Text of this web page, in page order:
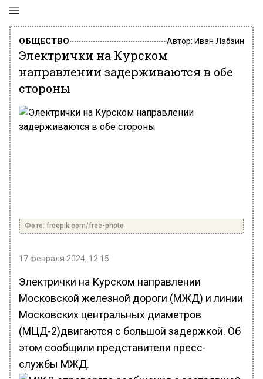
ОБЩЕСТВО Автор: Иван Лабзин
Электрички на Курском
направлении задерживаются в обе
стороны
Фото: freepik.com/free-photo
17 февраля 2024, 12:15
Электрички на Курском направлении
Московской железной дороги (МЖД) и линии
Московских центральных диаметров
(МЦД-2)двигаются с большой задержкой. Об
этом сообщили представители пресс-
службы МЖД.